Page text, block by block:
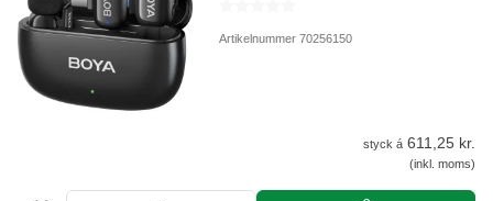
Artikelnummer 70256150
styck á 611,25 kr.
(inkl. moms)